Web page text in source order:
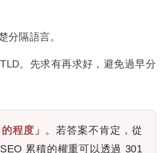
分隔語言。
。先求有再求好，避免過早分
程度」 。若答案不肯定，從
累積的權重可以透過 301